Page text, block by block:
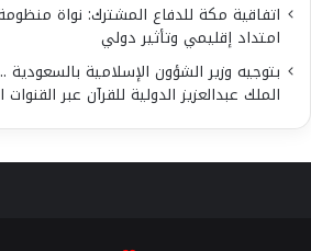
اتفاقية مكة للدفاع المشترك: نواة
امتداد إقليمي وتأثير دولي
بتوجيه وزير الشؤون الإسلامية
الملك عبدالعزيز الدولية للقرآن عبر القنوات